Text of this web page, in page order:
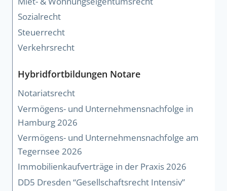
Sozialrecht
Steuerrecht
Verkehrsrecht
Hybridfortbildungen Notare
Notariatsrecht
Vermögens- und Unternehmensnachfolge in
Hamburg 2026
Vermögens- und Unternehmensnachfolge am
Tegernsee 2026
Immobilienkaufverträge in der Praxis 2026
DD5 Dresden “Gesellschaftsrecht Intensiv”